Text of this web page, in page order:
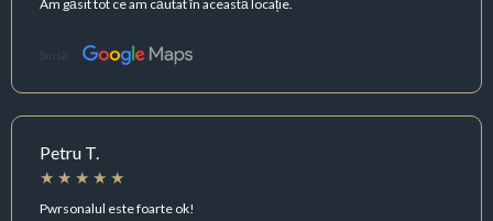
Am găsit tot ce am căutat în această locație.
Sursă:
Petru T.
Pwrsonalul este foarte ok!